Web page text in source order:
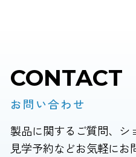
CONTACT
お問い合わせ
製品に関するご質問、シ
見学予約などお気軽にお